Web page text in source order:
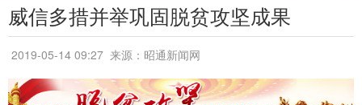
威信多措并举巩固脱贫攻坚成果
2019-05-14 09:27 来源：昭通新闻网